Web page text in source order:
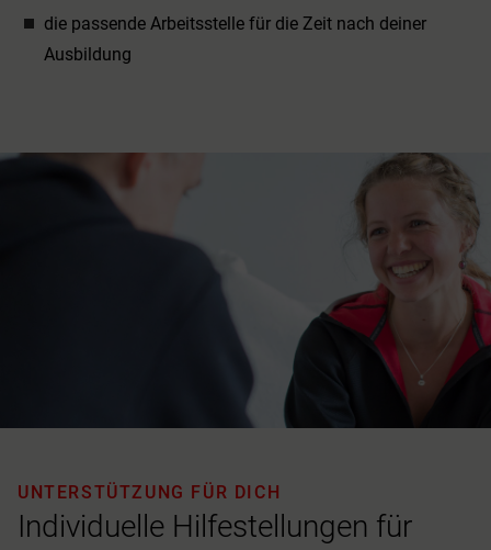
die passende Arbeitsstelle für die Zeit nach deiner
Ausbildung
Individuelle Hilfestellungen für
UNTERSTÜTZUNG FÜR DICH